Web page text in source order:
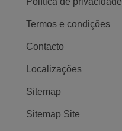
Termos e condições
Contacto
Localizações
Sitemap
Sitemap Site